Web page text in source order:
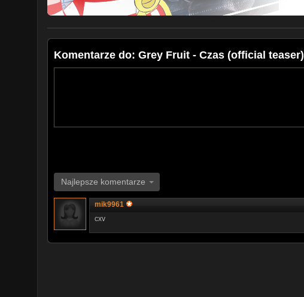
Komentarze do: Grey Fruit - Czas (official teaser)
Najlepsze komentarze
mik9961
cxv